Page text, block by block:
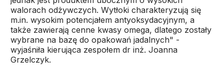
walorach odżywczych. Wytłoki charakteryzują się
m.in. wysokim potencjałem antyoksydacyjnym, a
także zawierają cenne kwasy omega, dlatego zostały
wybrane na bazę do opakowań jadalnych" -
wyjaśniła kierująca zespołem dr inż. Joanna
Grzelczyk.